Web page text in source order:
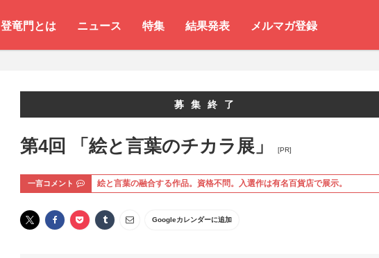
登竜門とは ニュース 特集 結果発表 メルマガ登録
募集終了
第4回 「絵と言葉のチカラ展」 [PR]
一言コメント 絵と言葉の融合する作品。資格不問。入選作は有名百貨店で展示。
Googleカレンダーに追加